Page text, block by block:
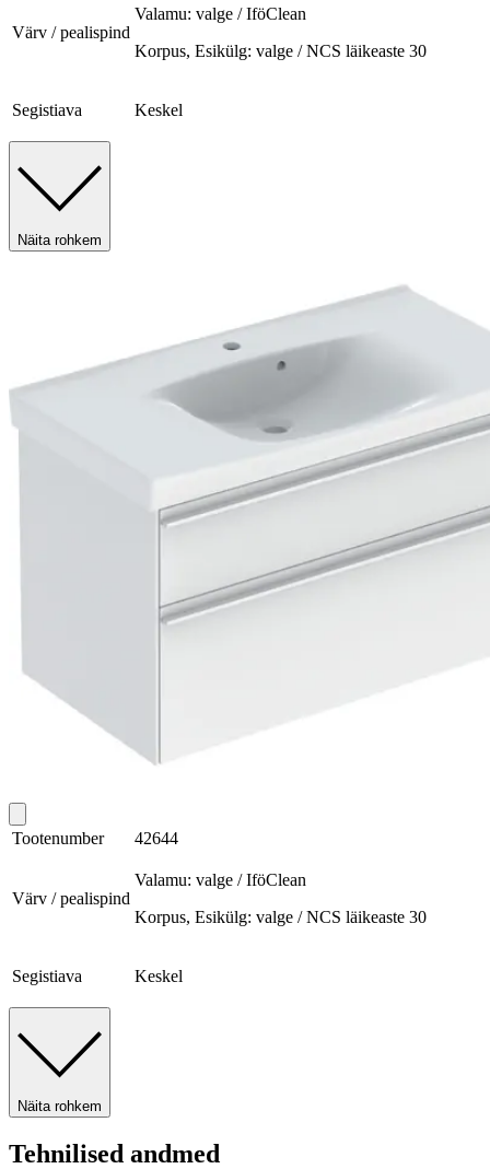
Värv / pealispind
Valamu: valge / IföClean
Korpus, Esikülg: valge / NCS läikeaste 30
Segistiava Keskel
Näita rohkem
Tootenumber 42644
Värv / pealispind
Valamu: valge / IföClean
Korpus, Esikülg: valge / NCS läikeaste 30
Segistiava Keskel
Näita rohkem
Tehnilised andmed